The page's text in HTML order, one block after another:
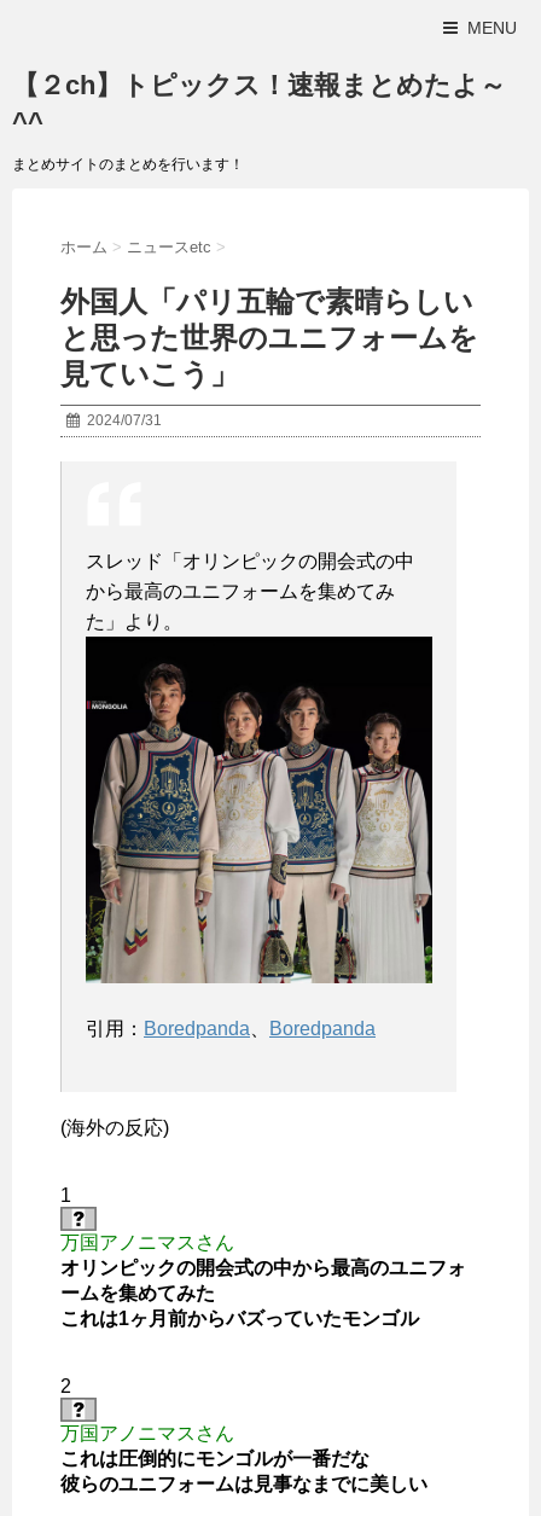
MENU
【２ch】トピックス！速報まとめたよ～
^^
まとめサイトのまとめを行います！
ホーム > ニュースetc >
外国人「パリ五輪で素晴らしい
と思った世界のユニフォームを
見ていこう」
2024/07/31
スレッド「オリンピックの開会式の中
から最高のユニフォームを集めてみ
た 」より。
引用： Boredpanda Boredpanda
(海外の反応)
1
万国アノニマスさん
オリンピックの開会式の中から最高のユニフォ
ームを集めてみた
これは1ヶ月前からバズっていたモンゴル
2
万国アノニマスさん
これは圧倒的にモンゴルが一番だな
彼らのユニフォームは見事なまでに美しい